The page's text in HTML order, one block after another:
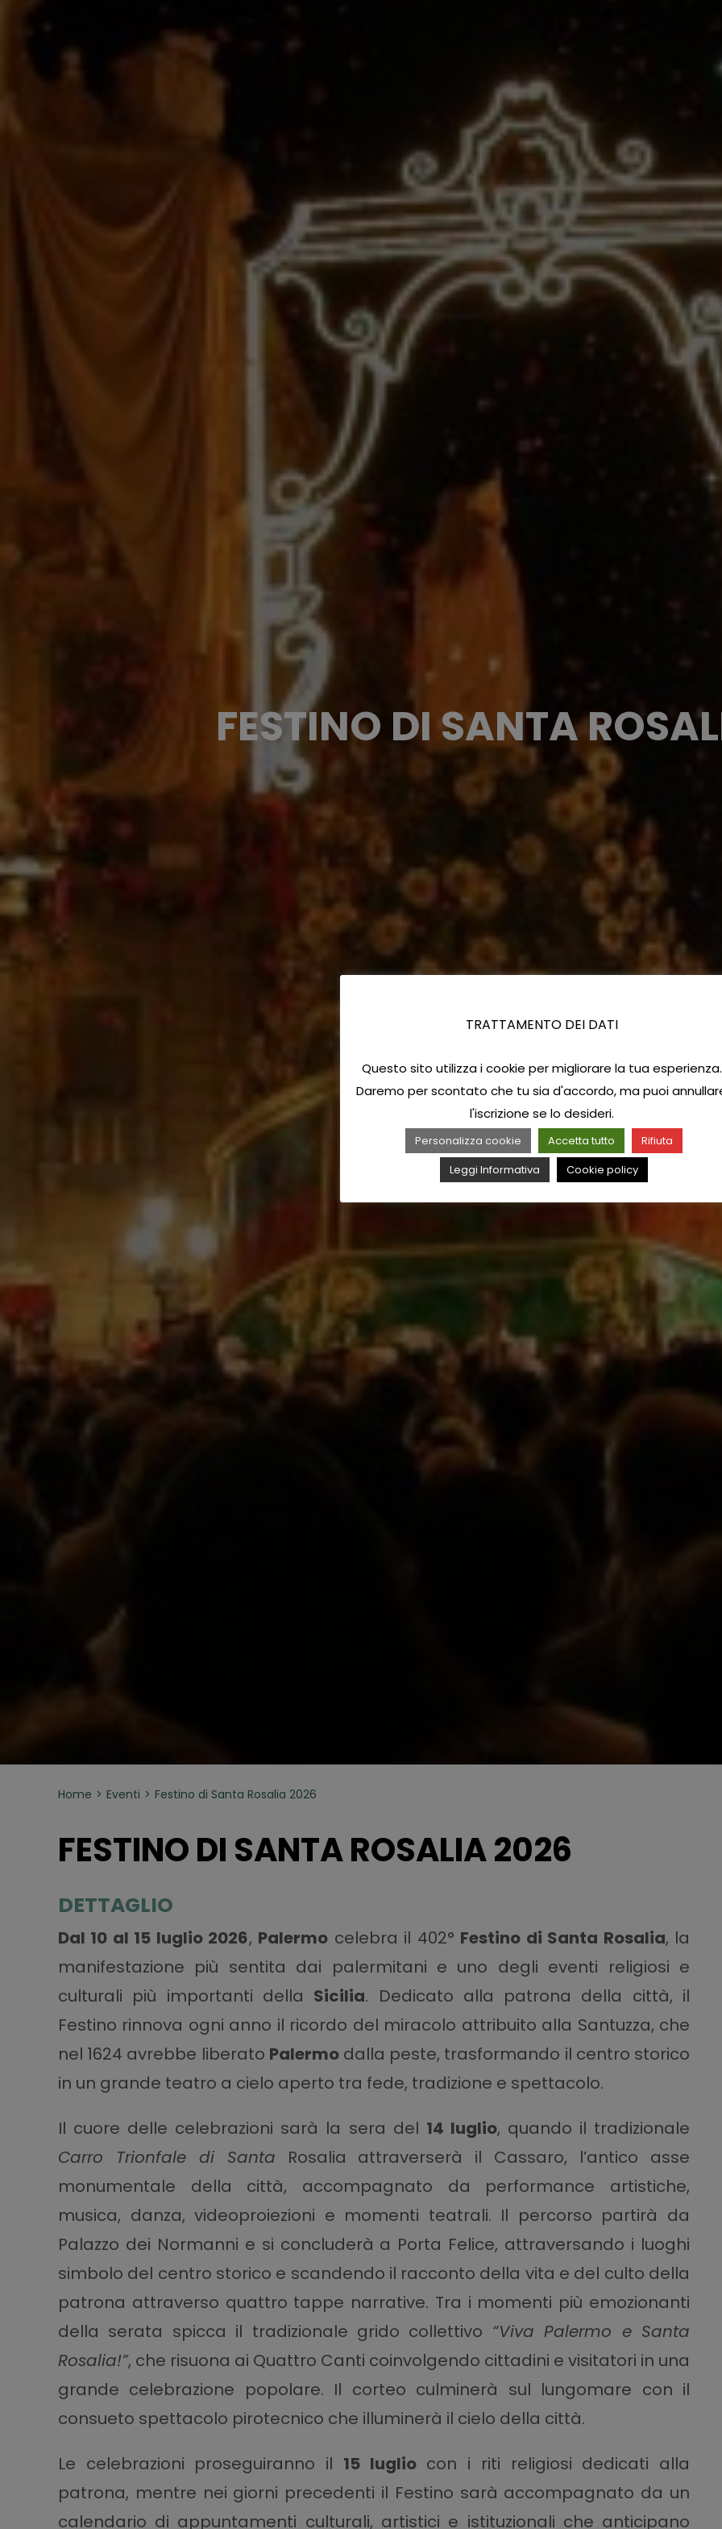
FESTINO DI SANTA
Home Eventi Festino di Santa Rosalia 2026
FESTINO DI SANTA ROSALIA 2026
DETTAGLIO
Dal 10 al 15 luglio 2026, Palermo celebra il 402° Festino di Santa Rosalia, la
manifestazione più sentita dai palermitani e uno degli eventi religiosi e
culturali più importanti della Sicilia. Dedicato alla patrona della città, il
Festino rinnova ogni anno il ricordo del miracolo attribuito alla Santuzza, che
nel 1624 avrebbe liberato Palermodalla peste, trasformando il centro storico
in un grande teatro a cielo aperto tra fede, tradizione e spettacolo.
Il cuore delle celebrazioni sarà la sera del 14 luglio, quando il tradizionale
Carro Trionfale di Santa Rosalia attraverserà il Cassaro, l’antico asse
monumentale della città, accompagnato da performance artistiche,
musica, danza, videoproiezioni e momenti teatrali. Il percorso partirà da
Palazzo dei Normanni e si concluderà a Porta Felice, attraversando i luoghi
simbolo del centro storico e scandendo il racconto della vita e del culto della
patrona attraverso quattro tappe narrative. Tra i momenti più emozionanti
della serata spicca il tradizionale grido collettivo “Viva Palermo e Santa
Rosalia!”, che risuona ai Quattro Canti coinvolgendo cittadini e visitatori in una
grande celebrazione popolare. Il corteo culminerà sul lungomare con il
consueto spettacolo pirotecnico che illuminerà il cielo della città.
Le celebrazioni proseguiranno il 15 lugliocon i riti religiosi dedicati alla
patrona, mentre nei giorni precedenti il Festino sarà accompagnato da un
calendario di appuntamenti culturali, artistici e istituzionali che anticipano
TRATTAMENTO DEI DATI
Questo sito utilizza i cookie per migliorare la tua esperienza.
Daremo per scontato che tu sia d'accordo, ma puoi
l'iscrizione se lo desideri.
Personalizza cookie Accetta tutto
Rifiuta
Leggi Informativa
Cookie policy